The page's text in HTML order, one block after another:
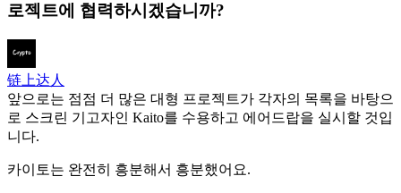
로젝트에 협력하시겠습니까?
链上达人
앞으로는 점점 더 많은 대형 프로젝트가 각자의 목록을 바탕으
로 스크린 기고자인 Kaito를 수용하고 에어드랍을 실시할 것입
니다.
카이토는 완전히 흥분해서 흥분했어요.